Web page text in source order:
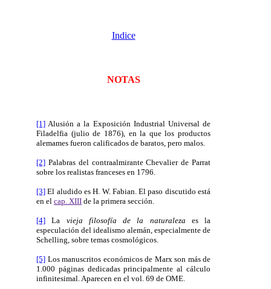
Indice
NOTAS
[1] Alusión a la Exposición Industrial Universal de
Filadelfia (julio de 1876), en la que los productos
alemames fueron calificados de baratos, pero malos.
[2] Palabras del contraalmirante Chevalier de Parrat
sobre los realistas franceses en 1796.
[3] El aludido es H. W. Fabian. El paso discutido está
en el cap. XIII de la primera sección.
[4] La vieja filosofía de la naturaleza es la
especulación del idealismo alemán, especialmente de
Schelling, sobre temas cosmológicos.
[5] Los manuscritos económicos de Marx son más de
1.000 páginas dedicadas principalmente al cálculo
infinitesimal. Aparecen en el vol. 69 de OME.